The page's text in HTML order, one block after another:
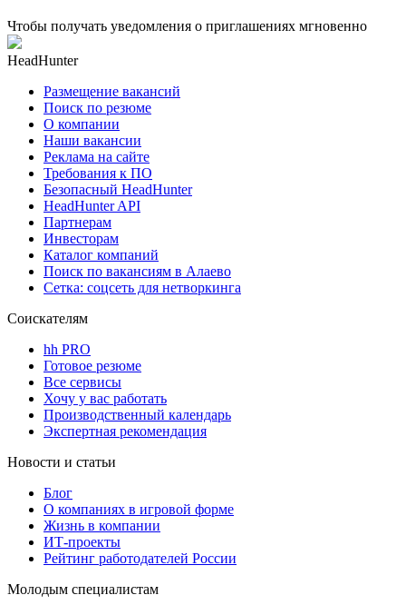
Чтобы получать уведомления о приглашениях мгновенно
HeadHunter
Размещение вакансий
Поиск по резюме
О компании
Наши вакансии
Реклама на сайте
Требования к ПО
Безопасный HeadHunter
HeadHunter API
Партнерам
Инвесторам
Каталог компаний
Поиск по вакансиям в Алаево
Сетка: соцсеть для нетворкинга
Соискателям
hh PRO
Готовое резюме
Все сервисы
Хочу у вас работать
Производственный календарь
Экспертная рекомендация
Новости и статьи
Блог
О компаниях в игровой форме
Жизнь в компании
ИТ-проекты
Рейтинг работодателей России
Молодым специалистам